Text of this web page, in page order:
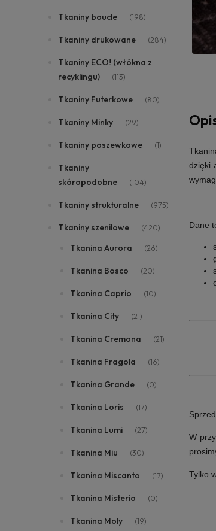
Tkaniny boucle (198)
Tkaniny drukowane (284)
Tkaniny ECO! (włókna z
recyklingu)
(113)
Tkaniny Futerkowe (80)
Tkaniny Minky (29)
Tkaniny poszewkowe (1)
Tkaniny
skóropodobne
(104)
Tkaniny strukturalne (975)
Tkaniny szenilowe (420)
Tkanina Aurora (26)
Tkanina Bosco (20)
Tkanina Caprio (10)
Tkanina City (21)
Tkanina Cremona (21)
Tkanina Fragola (16)
Tkanina Grande (0)
Tkanina Loris (17)
Tkanina Lumi (27)
Tkanina Miu (30)
Tkanina Miscanto (17)
Tkanina Misterio (0)
Tkanina Moly (19)
dzięki
Dane
W
Tylko